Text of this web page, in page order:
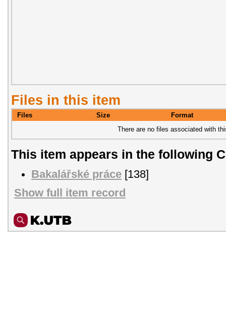
Files in this item
Files Size
Format
There are no files associated with
This item appears in the following
Bakalářské práce [138]
Show full item record